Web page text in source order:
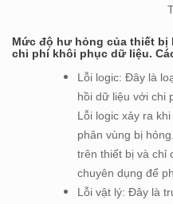
Mức độ hư hỏng của thiết
chi phí khôi phục dữ liệu.
Lỗi logic: Đây là
hồi dữ liệu với chi
Lỗi logic xảy ra
phân vùng bị
trên thiết bị và chỉ
chuyên dụng để
Lỗi vật lý: Đây là